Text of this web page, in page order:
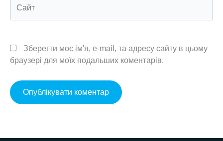
Зберегти моє ім'я, e-mail, та адресу сайту в цьому
браузері для моїх подальших коментарів.